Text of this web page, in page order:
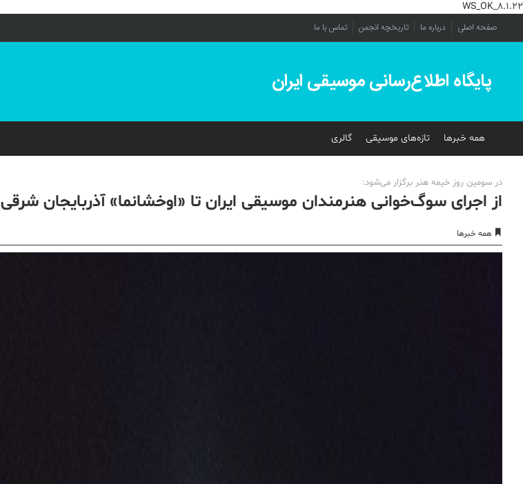
WS_OK_8.1.22
صفحه اصلی درباره ما تاریخچه انجمن تماس با ما
پایگاه اطلاع‌رسانی موسیقی ایران
همه خبرها تازه‌های موسیقی گالری
در سومین روز خیمه هنر برگزار می‌شود:
از اجرای سوگ‌خوانی هنرمندان موسیقی ایران تا «اوخشانما» آذربایجان شرقی
همه خبرها